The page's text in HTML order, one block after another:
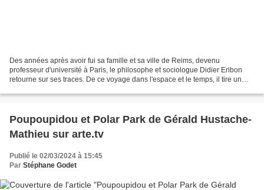
Des années après avoir fui sa famille et sa ville de Reims, devenu
professeur d'université à Paris, le philosophe et sociologue Didier Eribon
retourne sur ses traces. De ce voyage dans l'espace et le temps, il tire un
Poupoupidou et Polar Park de Gérald Hustache-
Mathieu sur arte.tv
Publié le 02/03/2024 à 15:45
Par Stéphane Godet